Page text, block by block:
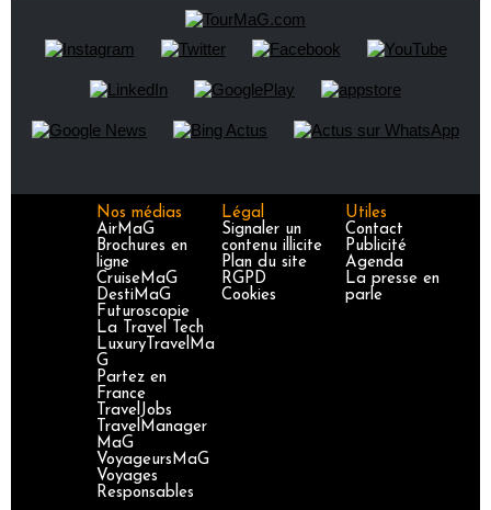
Nos médias
AirMaG
Brochures en
ligne
CruiseMaG
DestiMaG
Futuroscopie
La Travel Tech
LuxuryTravelMa
G
Partez en
France
TravelJobs
TravelManager
MaG
VoyageursMaG
Voyages
Responsables
Légal
Signaler un
contenu illicite
Plan du site
RGPD
Cookies
Utiles
Contact
Publicité
Agenda
La presse en
parle